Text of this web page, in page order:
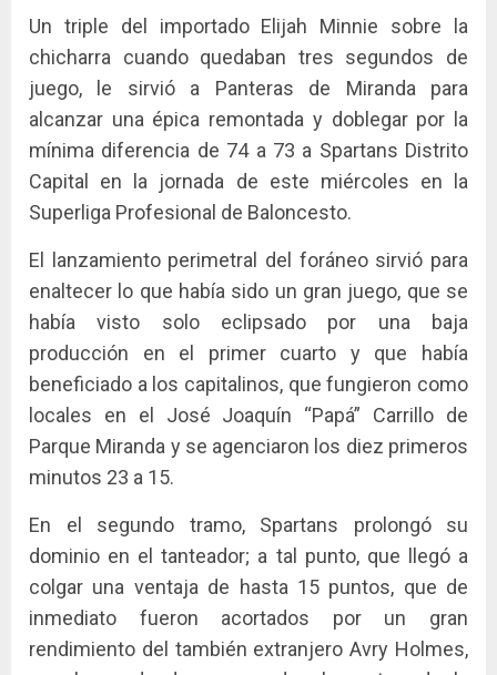
Un triple del importado Elijah Minnie sobre la
chicharra cuando quedaban tres segundos de
juego, le sirvió a Panteras de Miranda para
alcanzar una épica remontada y doblegar por la
mínima diferencia de 74 a 73 a Spartans Distrito
Capital en la jornada de este miércoles en la
Superliga Profesional de Baloncesto.
El lanzamiento perimetral del foráneo sirvió para
enaltecer lo que había sido un gran juego, que se
había visto solo eclipsado por una baja
producción en el primer cuarto y que había
beneficiado a los capitalinos, que fungieron como
locales en el José Joaquín “Papá” Carrillo de
Parque Miranda y se agenciaron los diez primeros
minutos 23 a 15.
En el segundo tramo, Spartans prolongó su
dominio en el tanteador; a tal punto, que llegó a
colgar una ventaja de hasta 15 puntos, que de
inmediato fueron acortados por un gran
rendimiento del también extranjero Avry Holmes,